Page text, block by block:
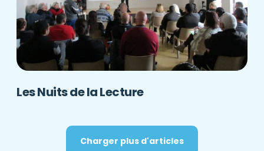
Les Nuits de la Lecture
Charger plus d'articles